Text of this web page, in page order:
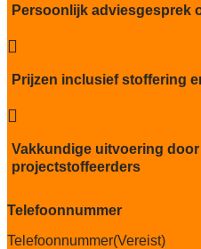
Kwaliteitslabel GUT
sterk
Project gebruik
Persoonlijk adviesgesprek

Prijzen inclusief stoffering

Vakkundige uitvoering door
projectstoffeerders
Telefoonnummer
Telefoonnummer(Vereist)